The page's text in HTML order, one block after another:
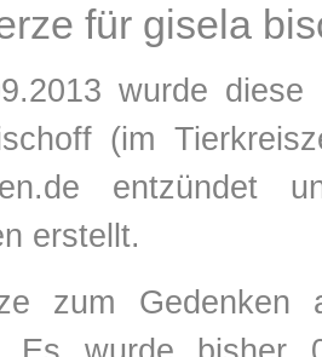
für gisela
wurde
(im
entzündet
erstellt.
zum Gedenken